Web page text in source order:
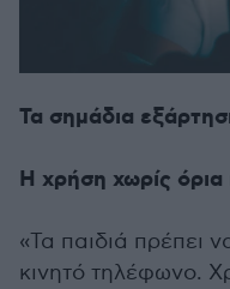
Τα σημάδια
Η χρήση χωρίς όρια
«Τα παιδιά πρέπει
κινητό τηλέφωνο.